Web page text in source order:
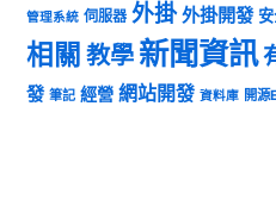
管理系統 伺服器 外掛 外掛開發
相關 教學 新聞資訊
發 筆記 經營 網站開發 資料庫 開源